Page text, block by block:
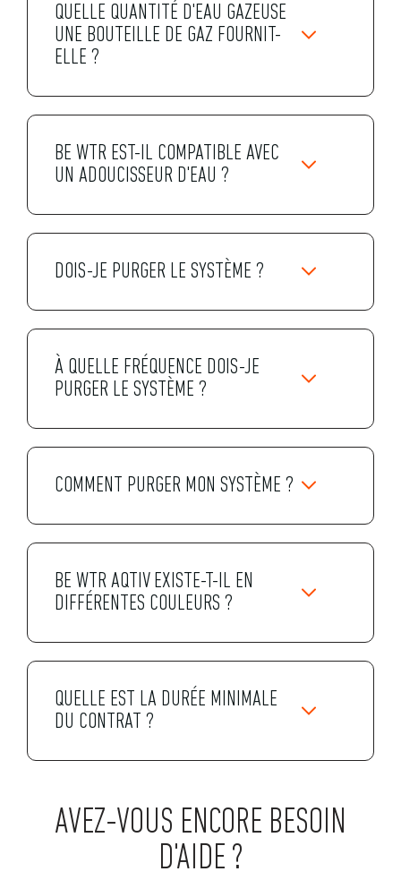
QUELLE QUANTITÉ D'EAU GAZEUSE
UNE BOUTEILLE DE GAZ FOURNIT-
ELLE ?
BE WTR EST-IL COMPATIBLE AVEC
UN ADOUCISSEUR D'EAU ?
DOIS-JE PURGER LE SYSTÈME ?
À QUELLE FRÉQUENCE DOIS-JE
PURGER LE SYSTÈME ?
COMMENT PURGER MON SYSTÈME ?
BE WTR AQTIV EXISTE-T-IL EN
DIFFÉRENTES COULEURS ?
QUELLE EST LA DURÉE MINIMALE
DU CONTRAT ?
AVEZ-VOUS ENCORE BESOIN
D'AIDE ?